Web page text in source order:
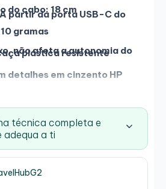
do cabo: 18 cm
gramas
plástica resistente
detalhes em cinzento HP
A partir da porta USB-C do
não afeta a autonomia do
técnica completa e
adequa a ti